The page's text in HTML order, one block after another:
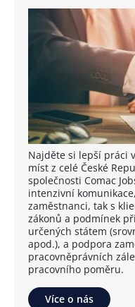
Najděte si lepší práci
míst z celé České
společnosti Comac
intenzivní
zaměstnanci, tak s
zákonů a podmínek
určených státem
apod.), a podpora
pracovněprávních
pracovního poměru.
Více o nás